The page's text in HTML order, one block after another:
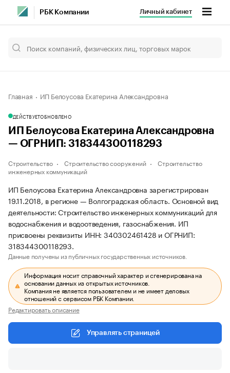
РБК Компании Личный кабинет
Главная ИП Белоусова Екатерина Александровна
ДЕЙСТВУЕТОБНОВЛЕНО
ИП Белоусова Екатерина Александровна
— ОГРНИП: 318344300118293
Строительство Строительство сооружений
Строительство
инженерных коммуникаций
ИП Белоусова Екатерина Александровна зарегистрирован
19.11.2018, в регионе — Волгоградская область. Основной вид
деятельности: Строительство инженерных коммуникаций для
водоснабжения и водоотведения, газоснабжения. ИП
присвоены реквизиты ИНН: 340302461428 и ОГРНИП:
318344300118293.
Данные получены из публичных государственных источников.
Информация носит справочный характер и сгенерирована на
основании данных из открытых источников.
Компания не является пользователем и не имеет деловых
отношений с сервисом РБК Компании.
Редактировать описание
Управлять страницей